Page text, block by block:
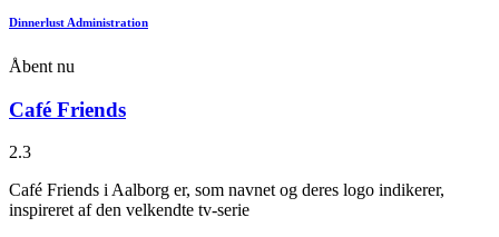
Dinnerlust Administration
Åbent nu
Café Friends
2.3
Café Friends i Aalborg er, som navnet og deres logo indikerer,
inspireret af den velkendte tv-serie